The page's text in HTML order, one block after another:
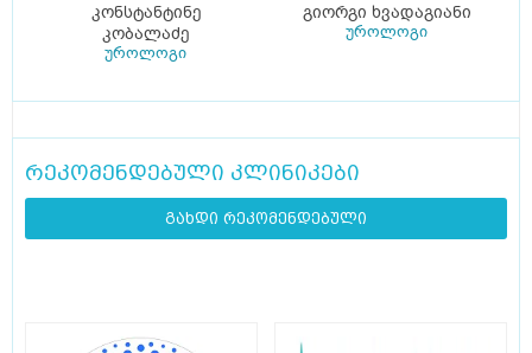
კონსტანტინე
კობალაძე
უროლოგი
გიორგი ხვადაგიანი
უროლოგი
რეკომენდებული კლინიკები
გახდი რეკომენდებული